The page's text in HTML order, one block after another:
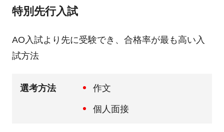
特別先行入試
AO入試より先に受験でき、合格率が最も高い入
試方法
選考方法 作文
個人面接